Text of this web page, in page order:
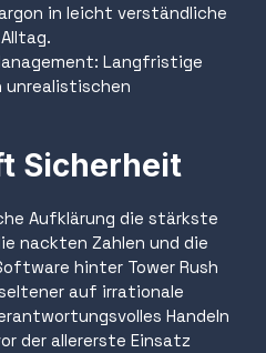
in leicht verständliche
Langfristige
unrealistischen
Sicherheit
Aufklärung die stärkste
nackten Zahlen und die
hinter Tower Rush
auf irrationale
Handeln
der allererste Einsatz